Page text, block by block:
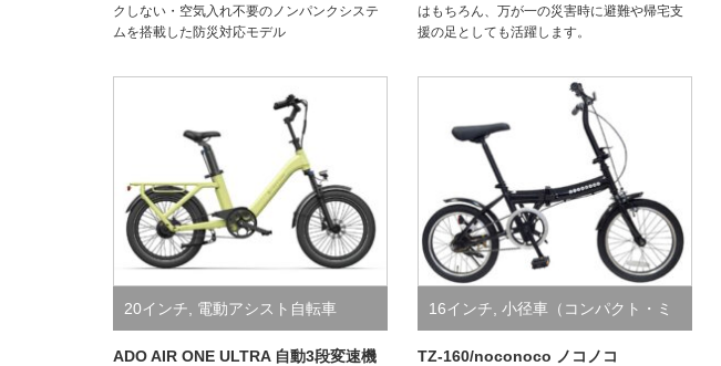
クしない・空気入れ不要のノンパンクシステ
ムを搭載した防災対応モデル
はもちろん、万が一の災害時に避難や帰宅支
援の足としても活躍します。
20インチ 電動アシスト自転車
ADO AIR ONE ULTRA 自動3段変速機
16インチ 小径車（コンパクト・ミ
ニベロ）,折り畳み自転車（小径・
TZ-160/noconoco ノコノコ